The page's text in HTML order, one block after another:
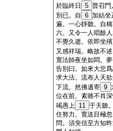
於臨終日
5 普召門
別已。自
6 加結坐
遍。一心靜聽。自
六。又令一人唱餘
不覺久逝。依即坐
又感祥瑞。略故不
寛法師夜坐如悶。
告別曰。如來大悲
求大法。流布人天
下流。然佛遺寄 9
位在前。素雖不肖
竭愚上 11 于天聽
住努力。寛送目極
問。須臾信至方知